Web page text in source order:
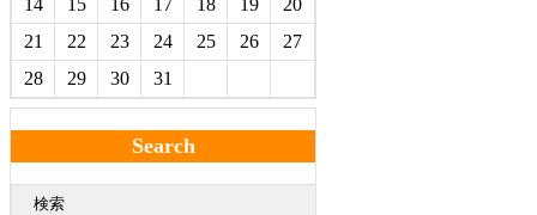
14
15 16 17 18 19
20
21
22 23 24 25 26
27
28
29 30 31
Search
検索